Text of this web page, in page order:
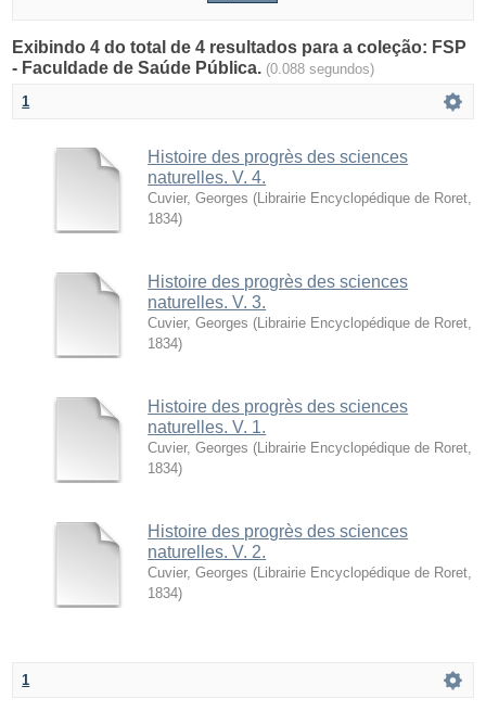
Exibindo 4 do total de 4 resultados para a coleção: FSP
- Faculdade de Saúde Pública. (0.088 segundos)
1
Histoire des progrès des sciences
naturelles. V. 4.
Cuvier, Georges ( Librairie Encyclopédique de Roret
1834)
Histoire des progrès des sciences
naturelles. V. 3.
Cuvier, Georges ( Librairie Encyclopédique de Roret
1834)
Histoire des progrès des sciences
naturelles. V. 1.
Cuvier, Georges ( Librairie Encyclopédique de Roret
1834)
Histoire des progrès des sciences
naturelles. V. 2.
Cuvier, Georges ( Librairie Encyclopédique de Roret
1834)
1